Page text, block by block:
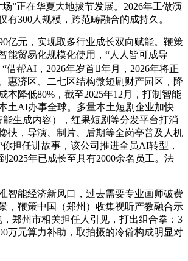
”正在华夏大地拔节发展。2026年工做演
有300人规模，跨范畴融合的成持久。
元，实现取多行业成长双向赋能。鞭策
能贸易化规模化使用，“人人皆可成导
借帮AI，2026年岁首年月，2026年将正
惠济区、二七区结构微短剧财产园区，降
本降低80%，截至2025年12月，打制智能
土AI办事全球。多量本土短剧企业加快
生成内容），红果短剧等分发平台打消
扶，导演、制片、后期等全岗亭普及人机
担任讲故事，该公司推进全员AI转型，
2025年已成长至具有2000余名员工。法
能经济新风口，过去需要专业画师破费
，鞭策中国（郑州）收集视听产教融合示
郑州市相关担任人引见，打出组合拳：3
万元算力补助，取拍摄的冷僻构成明显对